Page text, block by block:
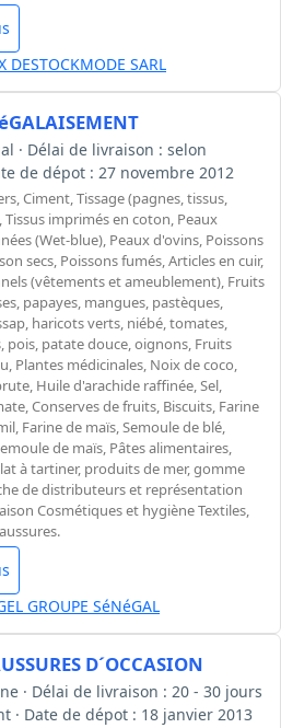
DESTOCKMODE SARL
· Délai de livraison : selon
de dépot : 27 novembre 2012
Ciment, Tissage (pagnes, tissus,
Tissus imprimés en coton, Peaux
(Wet-blue), Peaux d'ovins, Poissons
secs, Poissons fumés, Articles en cuir,
(vêtements et ameublement), Fruits
papayes, mangues, pastèques,
haricots verts, niébé, tomates,
pois, patate douce, oignons, Fruits
Plantes médicinales, Noix de coco,
Huile d'arachide raffinée, Sel,
Conserves de fruits, Biscuits, Farine
Farine de maïs, Semoule de blé,
de maïs, Pâtes alimentaires,
à tartiner, produits de mer, gomme
de distributeurs et représentation
Cosmétiques et hygiène Textiles,
GROUPE SéNéGAL
D´OCCASION
· Délai de livraison : 20 - 30 jours
· Date de dépot : 18 janvier 2013